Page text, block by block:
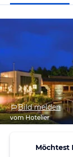
Bild melden
vom Hotelier
Möchtest